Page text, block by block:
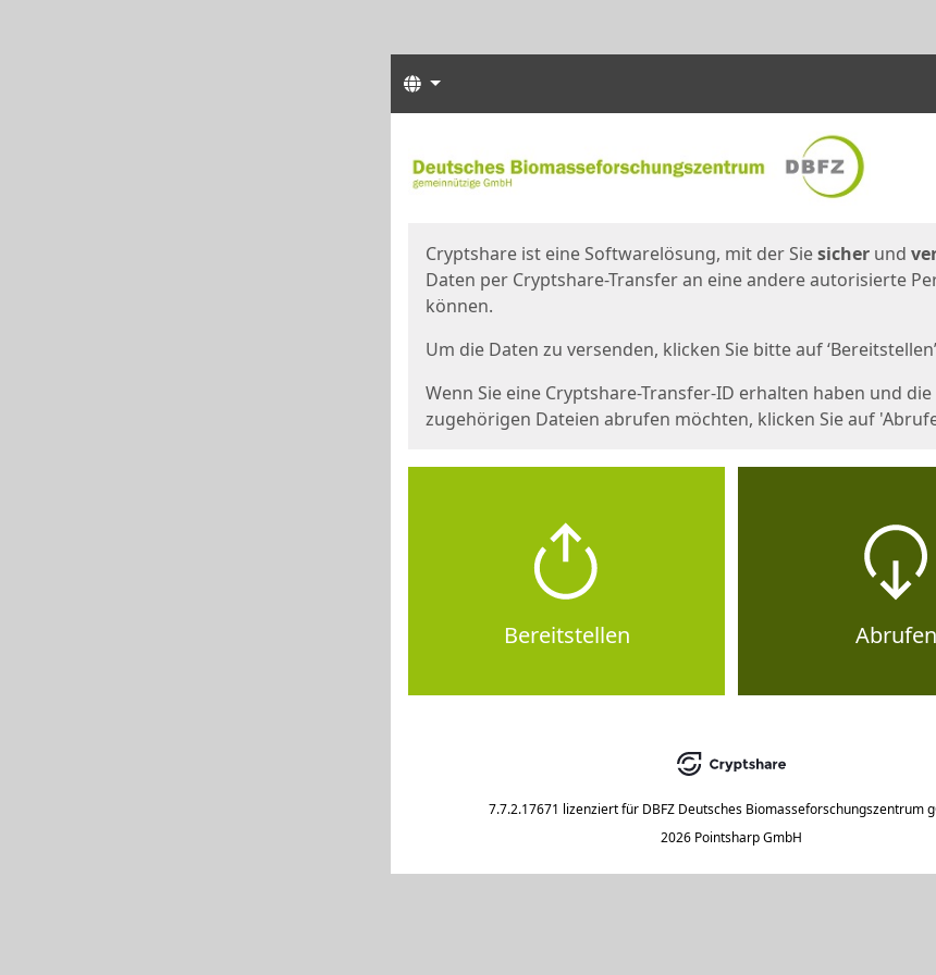
Sprachen
Cryptshare ist eine Softwarelösung, mit der Siesicher und
Daten per Cryptshare-Transfer an eine andere autorisierte
können.
Um die Daten zu versenden, klicken Sie bitte auf
Wenn Sie eine Cryptshare-Transfer-ID erhalten haben und die
zugehörigen Dateien abrufen möchten, klicken Sie auf
Bereitstellen Abrufen
7.7.2.17671 lizenziert für DBFZ Deutsches Biomasseforschungszentrum
2026 Pointsharp GmbH